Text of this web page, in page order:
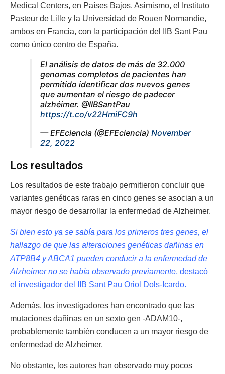
Medical Centers, en Países Bajos. Asimismo, el Instituto
Pasteur de Lille y la Universidad de Rouen Normandie,
ambos en Francia, con la participación del IIB Sant Pau
como único centro de España.
El análisis de datos de más de 32.000
genomas completos de pacientes han
permitido identificar dos nuevos genes
que aumentan el riesgo de padecer
alzhéimer. @IIBSantPau
https://t.co/v22HmiFC9h
— EFEciencia (@EFEciencia) November
22, 2022
Los resultados
Los resultados de este trabajo permitieron concluir que
variantes genéticas raras en cinco genes se asocian a un
mayor riesgo de desarrollar la enfermedad de Alzheimer.
Si bien esto ya se sabía para los primeros tres genes, el
hallazgo de que las alteraciones genéticas dañinas en
ATP8B4 y ABCA1 pueden conducir a la enfermedad de
Alzheimer no se había observado previamente, destacó
el investigador del IIB Sant Pau Oriol Dols-Icardo.
Además, los investigadores han encontrado que las
mutaciones dañinas en un sexto gen -ADAM10-,
probablemente también conducen a un mayor riesgo de
enfermedad de Alzheimer.
No obstante, los autores han observado muy pocos